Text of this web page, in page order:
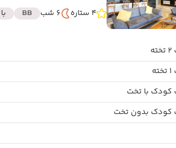
4 ستاره
6 شب BB
کودک با تخت
کودک بدون تخت